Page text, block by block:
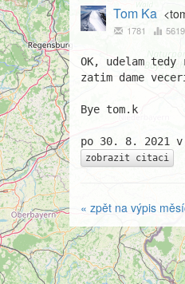
Tom Ka
1781 5619
OK, udelam
zatim dame
Bye tom.k
zobrazit citaci
« zpět na výpis